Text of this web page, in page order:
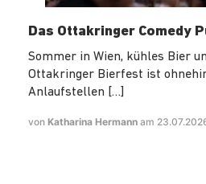
Das Ottakringer Comedy
Sommer in Wien, kühles Bier
Ottakringer Bierfest ist
Anlaufstellen […]
von Katharina Hermann am